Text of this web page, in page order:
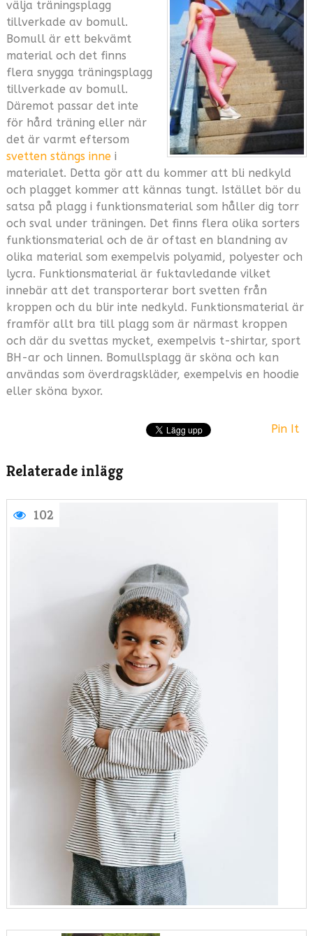
välja träningsplagg
tillverkade av bomull.
Bomull är ett bekvämt
material och det finns
flera snygga träningsplagg
tillverkade av bomull.
Däremot passar det inte
för hård träning eller när
det är varmt eftersom
svetten stängs innei
materialet. Detta gör att du kommer att bli nedkyld
och plagget kommer att kännas tungt. Istället bör du
satsa på plagg i funktionsmaterial som håller dig torr
och sval under träningen. Det finns flera olika sorters
funktionsmaterial och de är oftast en blandning av
olika material som exempelvis polyamid, polyester och
lycra. Funktionsmaterial är fuktavledande vilket
innebär att det transporterar bort svetten från
kroppen och du blir inte nedkyld. Funktionsmaterial är
framför allt bra till plagg som är närmast kroppen
och där du svettas mycket, exempelvis t-shirtar, sport
BH-ar och linnen. Bomullsplagg är sköna och kan
användas som överdragskläder, exempelvis en hoodie
eller sköna byxor.
Pin It
Relaterade inlägg
102